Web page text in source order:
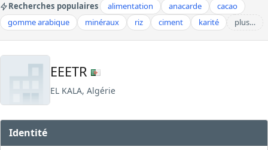
Recherches populaires alimentation anacarde
cacao
gomme arabique
minéraux riz ciment karité plus…
EEETR
EL KALA, Algérie
Identité